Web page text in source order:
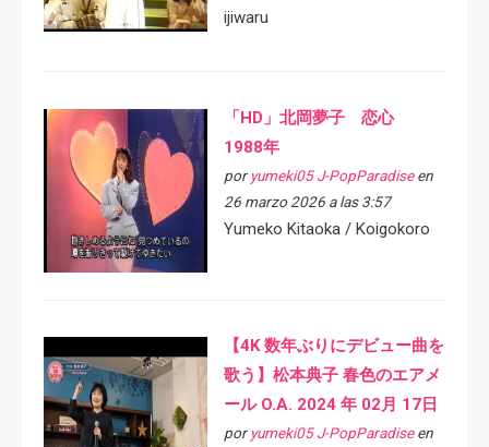
ijiwaru
「HD」北岡夢子 恋心
1988年
por yumeki05 J-PopParadiseen
26 marzo 2026 a las 3:57
Yumeko Kitaoka / Koigokoro
【4K 数年ぶりにデビュー曲を
歌う】松本典子 春色のエアメ
ール O.A. 2024 年 02月 17日
por yumeki05 J-PopParadiseen